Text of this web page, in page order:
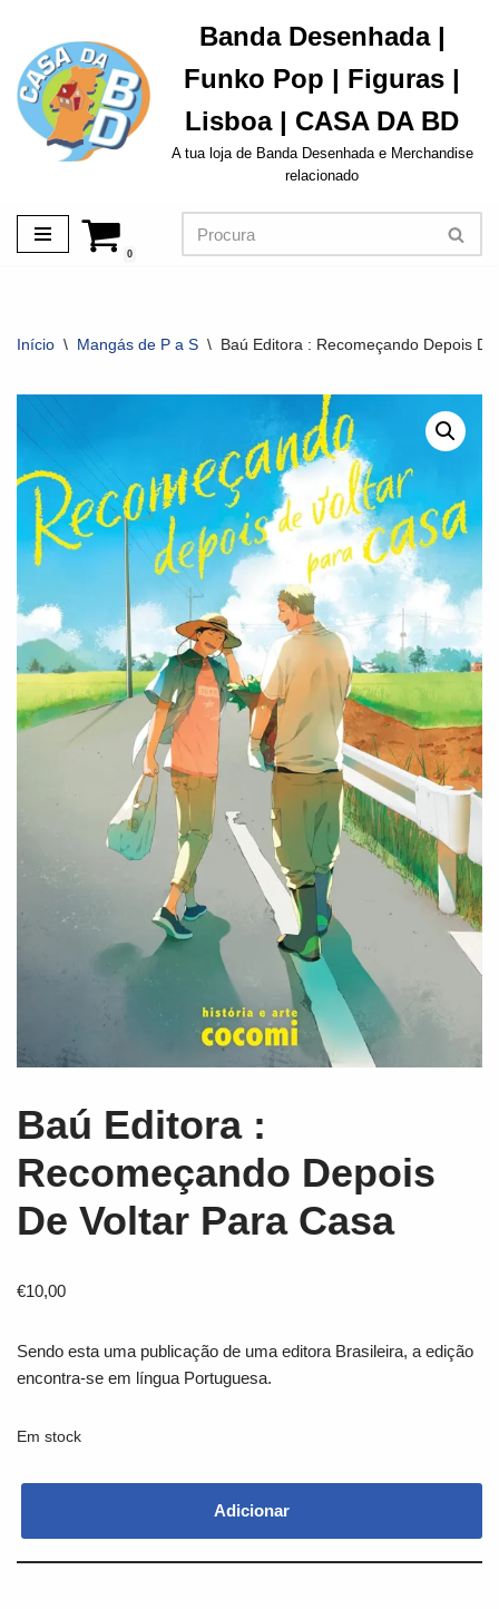
Avançar
para
o
conteúdo
Banda Desenhada |
Funko Pop | Figuras |
Lisboa | CASA DA BD
A tua loja de Banda Desenhada e Merchandise
relacionado
0
Início \ Mangás de P a S \ Baú Editora : Recomeçando Depois
Baú Editora :
Recomeçando Depois
De Voltar Para Casa
€10,00
Sendo esta uma publicação de uma editora Brasileira, a edição
encontra-se em língua Portuguesa.
Em stock
Adicionar